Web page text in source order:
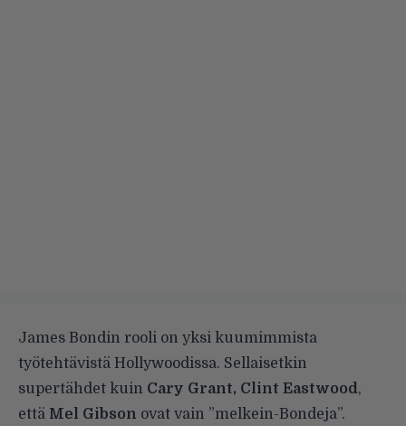
James Bondin rooli on yksi kuumimmista
työtehtävistä Hollywoodissa. Sellaisetkin
supertähdet kuin Cary Grant, Clint Eastwood ,
että Mel Gibson ovat vain ”melkein-Bondeja”.